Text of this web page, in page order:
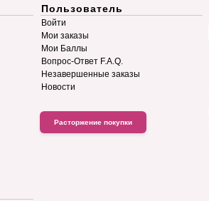
Пользователь
Войти
Мои заказы
Мои Баллы
Вопрос-Ответ F.A.Q.
Незавершенные заказы
Новости
Расторжение покупки